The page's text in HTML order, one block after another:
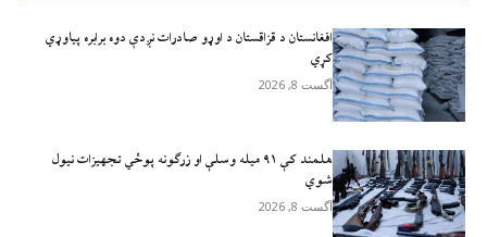
افغانستان د قزاقستان د اوړو صادرات نږدې دوه برابره پیاوړي
کړي
آگست 8, 2026
هلمند کې ۹۱ میله وسلې او زرګونه پوځي تجهیزات نیول
شوي
آگست 8, 2026